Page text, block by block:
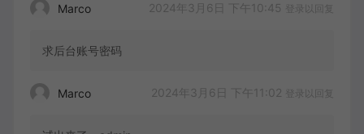
Marco 2024年3月6日 下午10:45 登录以回复
求后台账号密码
Marco 2024年3月6日 下午11:02 登录以回复